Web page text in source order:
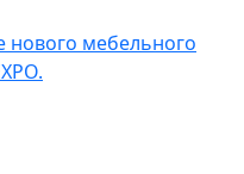
нового мебельного